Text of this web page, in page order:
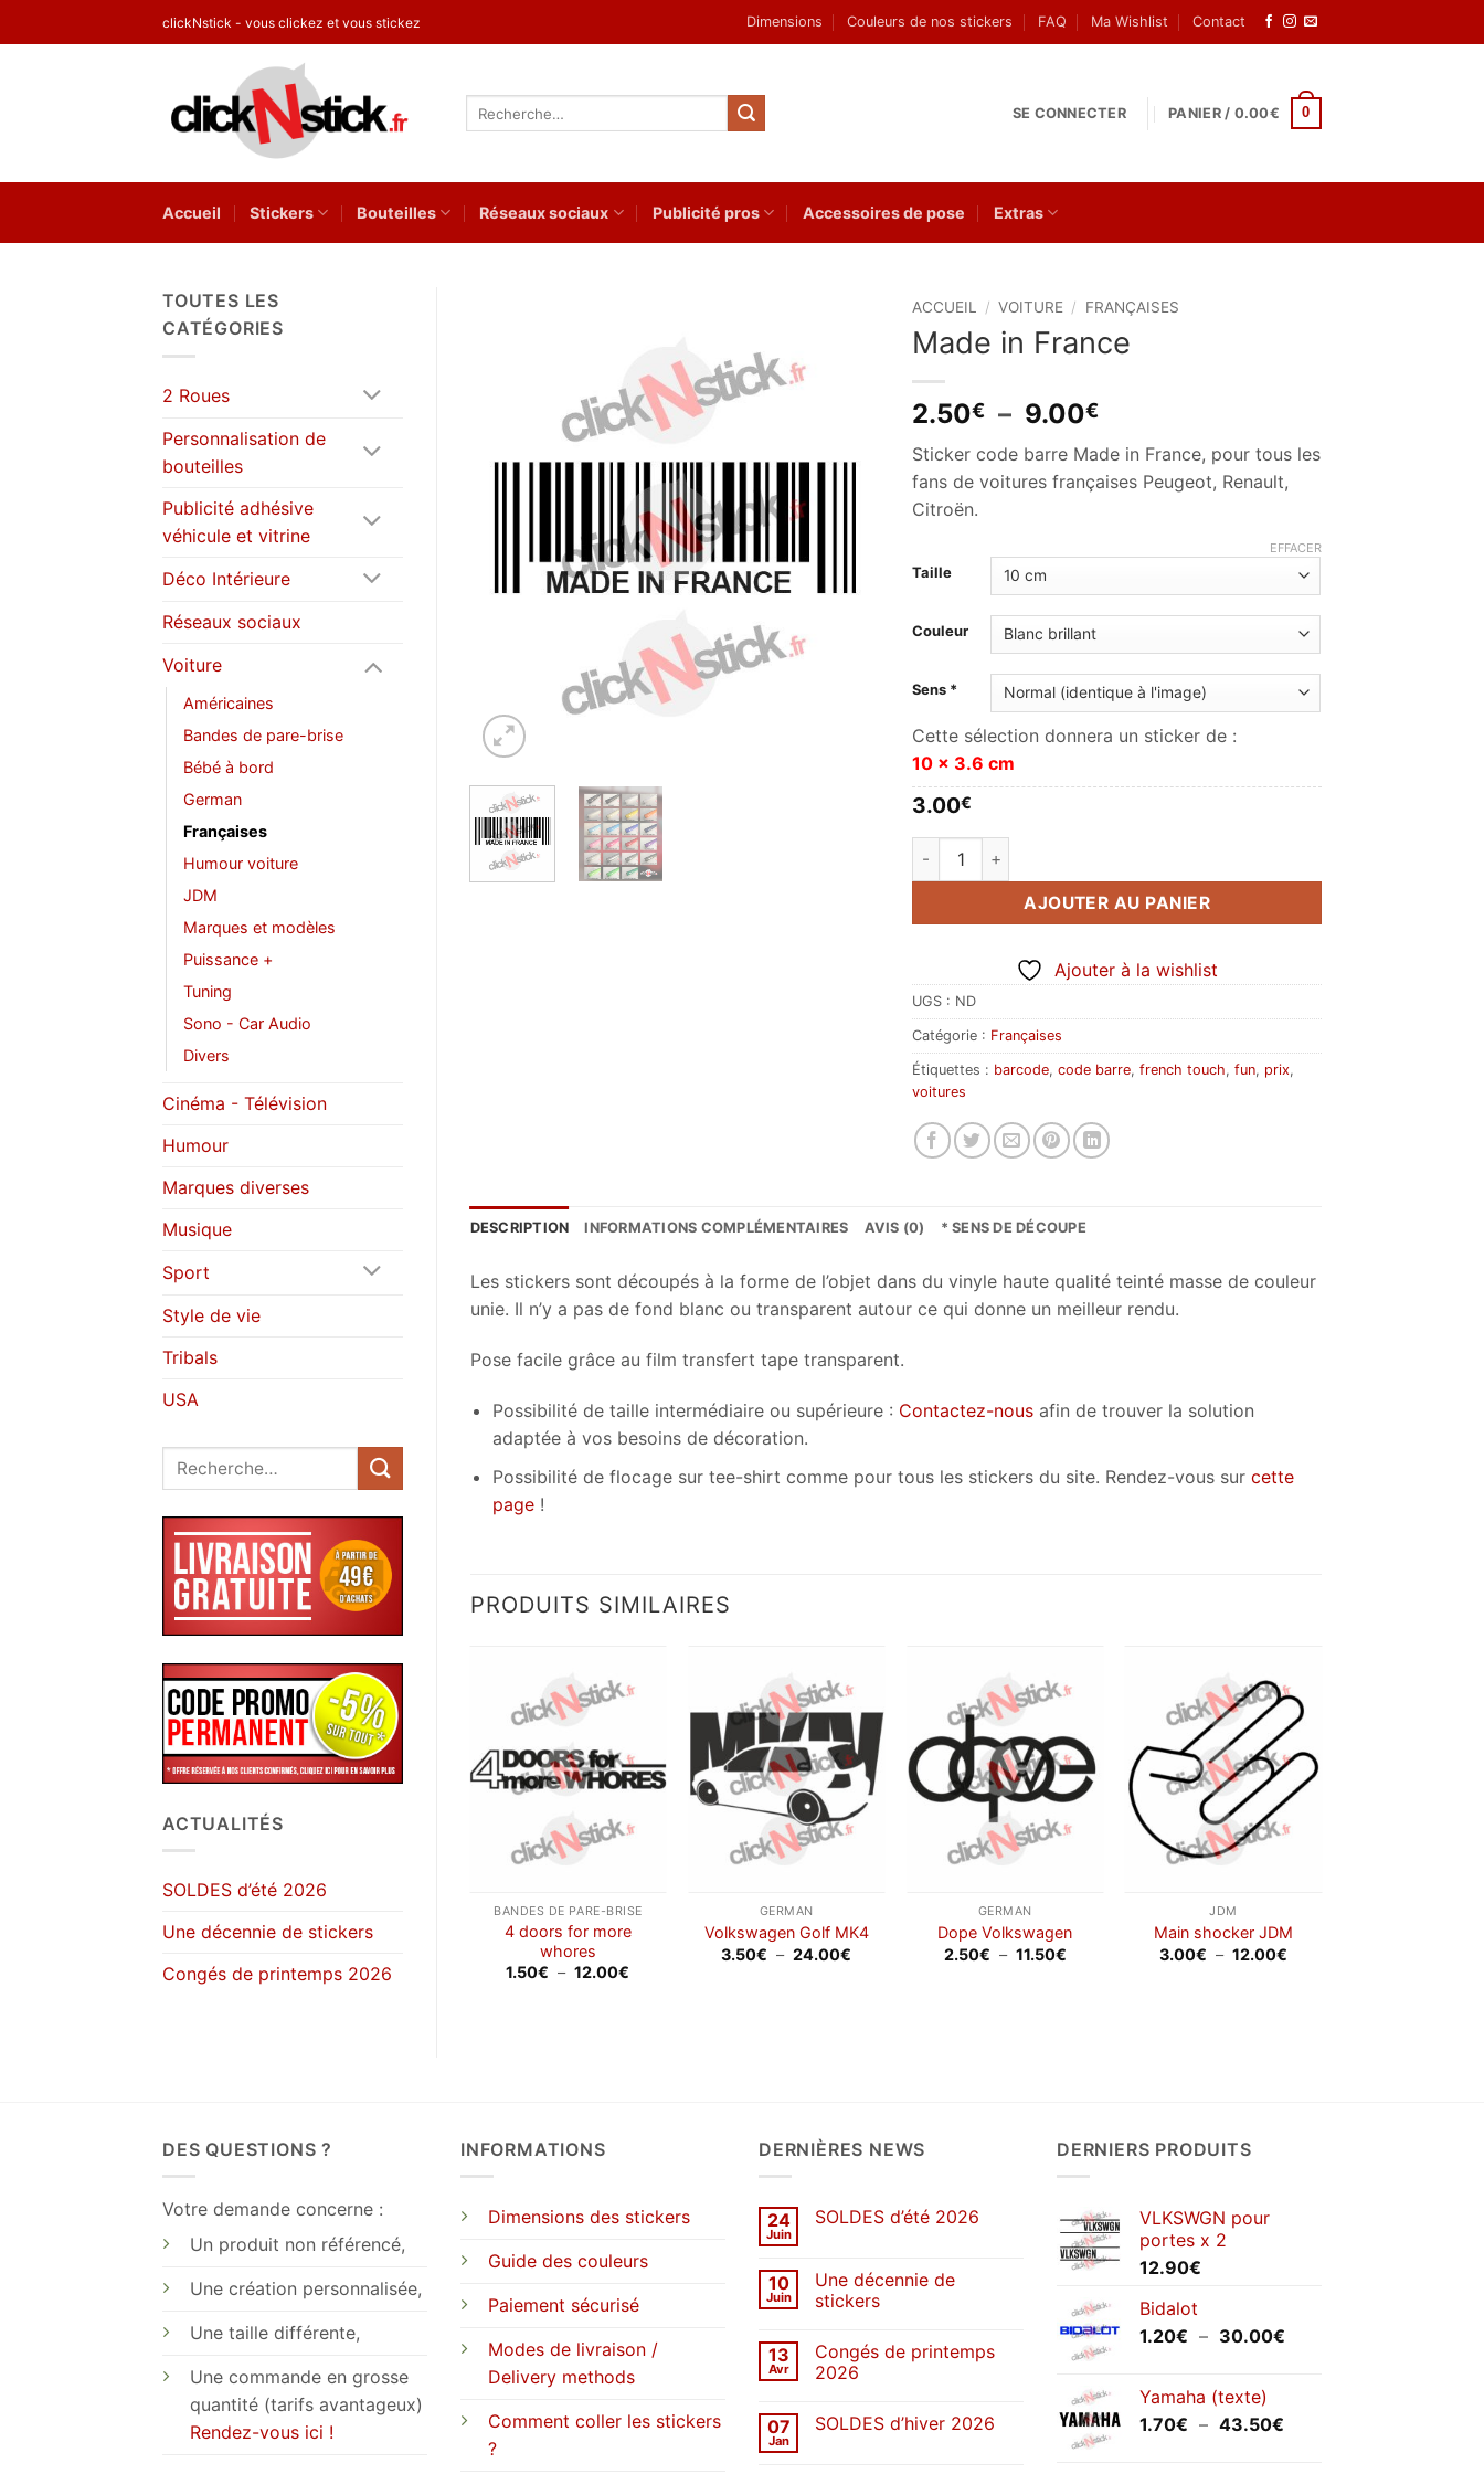
au
clickNstick - vous clickez et vous stickez Dimensions Couleurs de nos stickers FAQ Ma Wishlist Contact
SE CONNECTER PANIER / 0.00€ 0
Accueil Stickers Bouteilles Réseaux sociaux Publicité pros Accessoires de pose Extras
TOUTES LES
CATÉGORIES
2 Roues
Personnalisation de
bouteilles
Publicité adhésive
véhicule et vitrine
Déco Intérieure
Réseaux sociaux
Voiture
Américaines
Bandes de pare-brise
Bébé à bord
German
Françaises
Humour voiture
JDM
Marques et modèles
Puissance +
Tuning
Sono - Car Audio
Divers
Cinéma - Télévision
Humour
Marques diverses
Musique
Sport
Style de vie
Tribals
USA
Recherche
ACTUALITÉS
SOLDES d’été 2026
Une décennie de stickers
Congés de printemps 2026
ACCUEIL / VOITURE / FRANÇAISES
Made in France
2.50€ – 9.00€Plage
prix :
2.50€
Sticker code barre Made in France, pour tous les
fans de voitures françaises Peugeot, Renault,
Citroën.
Taille
Couleur
Sens *
EFFACER
Cette sélection donnera un sticker de :
10 x 3.6 cm
3.00€
quantité de Made in France
AJOUTER AU PANIER
Ajouter à la wishlist
UGS : ND
Catégorie : Françaises
Étiquettes : barcode,code barre,french touch,fun, prix,
voitures
DESCRIPTION INFORMATIONS COMPLÉMENTAIRES AVIS (0) * SENS DE DÉCOUPE
Les stickers sont découpés à la forme de l’objet dans du vinyle haute qualité teinté masse de couleur
unie. Il n’y a pas de fond blanc ou transparent autour ce qui donne un meilleur rendu.
Pose facile grâce au film transfert tape transparent.
Possibilité de taille intermédiaire ou supérieure : Contactez-nous afin de trouver la solution
adaptée à vos besoins de décoration.
Possibilité de flocage sur tee-shirt comme pour tous les stickers du site. Rendez-vous surcette
page !
PRODUITS SIMILAIRES
BANDES DE PARE-BRISE
4 doors for more
whores
1.50€ – 12.00€
Ajouter
à la
wishlist
GERMAN
Volkswagen Golf MK4
3.50€ – 24.00€
wishlist
GERMAN
Dope Volkswagen
2.50€ – 11.50€Plage
Ajouter
à la
wishlist
JDM
Main shocker JDM
3.00€ – 12.00€
DES QUESTIONS ?
Votre demande concerne :
Un produit non référencé,
Une création personnalisée,
Une taille différente,
Une commande en grosse
quantité (tarifs avantageux)
Rendez-vous ici !
INFORMATIONS
Dimensions des stickers
Guide des couleurs
Paiement sécurisé
Modes de livraison /
Delivery methods
Comment coller les stickers
?
DERNIÈRES NEWS
24
Juin
SOLDES d’été 2026
SOLDES
d’été
2026
10
Juin
Une décennie de
stickers
sur
Une
décennie
13
Avr
Congés de printemps
2026
sur
07
Jan
SOLDES d’hiver 2026
DERNIERS PRODUITS
VLKSWGN pour
portes x 2
12.90€
Bidalot
1.20€ – 30.00€
Yamaha (texte)
1.70€ – 43.50€